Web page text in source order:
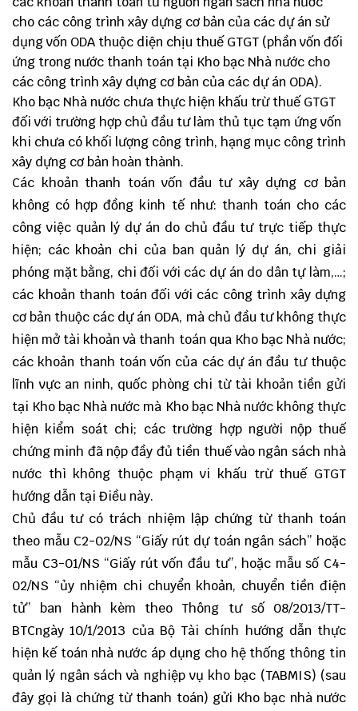
cho các công trình xây dựng cơ bản của các dự án sử
dụng vốn ODA thuộc diện chịu thuế GTGT (phần vốn đối
ứng trong nước thanh toán tại Kho bạc Nhà nước cho
các công trình xây dựng cơ bản của các dự án ODA).
Kho bạc Nhà nước chưa thực hiện khấu trừ thuế GTGT
đối với trường hợp chủ đầu tư làm thủ tục tạm ứng vốn
khi chưa có khối lượng công trình, hạng mục công trình
xây dựng cơ bản hoàn thành.
Các khoản thanh toán vốn đầu tư xây dựng cơ bản
không có hợp đồng kinh tế như: thanh toán cho các
công việc quản lý dự án do chủ đầu tư trực tiếp thực
hiện; các khoản chi của ban quản lý dự án, chi giải
phóng mặt bằng, chi đối với các dự án do dân tự làm,…;
các khoản thanh toán đối với các công trình xây dựng
cơ bản thuộc các dự án ODA, mà chủ đầu tư không thực
hiện mở tài khoản và thanh toán qua Kho bạc Nhà nước;
các khoản thanh toán vốn của các dự án đầu tư thuộc
lĩnh vực an ninh, quốc phòng chi từ tài khoản tiền gửi
tại Kho bạc Nhà nước mà Kho bạc Nhà nước không thực
hiện kiểm soát chi; các trường hợp người nộp thuế
chứng minh đã nộp đầy đủ tiền thuế vào ngân sách nhà
nước thì không thuộc phạm vi khấu trừ thuế GTGT
hướng dẫn tại Điều này.
Chủ đầu tư có trách nhiệm lập chứng từ thanh toán
theo mẫu C2-02/NS “Giấy rút dự toán ngân sách” hoặc
mẫu C3-01/NS “Giấy rút vốn đầu tư”, hoặc mẫu số C4-
02/NS “ủy nhiệm chi chuyển khoản, chuyển tiền điện
tử” ban hành kèm theo Thông tư số 08/2013/TT-
BTCngày 10/1/2013 của Bộ Tài chính hướng dẫn thực
hiện kế toán nhà nước áp dụng cho hệ thống thông tin
quản lý ngân sách và nghiệp vụ kho bạc (TABMIS) (sau
đây gọi là chứng từ thanh toán) gửi Kho bạc nhà nước